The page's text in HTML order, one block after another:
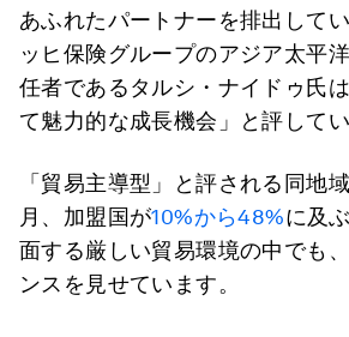
あふれたパートナーを排出して
ッヒ保険グループのアジア太平
任者であるタルシ・ナイドゥ氏
て魅力的な成長機会」と評してい
「貿易主導型」と評される同地
月、加盟国が10%から48%に及
面する厳しい貿易環境の中でも
ンスを見せています。